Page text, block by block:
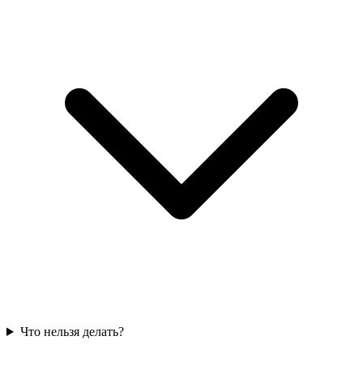
Что нельзя делать?